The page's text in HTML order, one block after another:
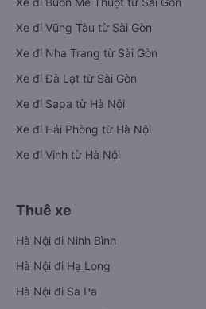
Xe đi Vũng Tàu từ Sài Gòn
Xe đi Nha Trang từ Sài Gòn
Xe đi Đà Lạt từ Sài Gòn
Xe đi Sapa từ Hà Nội
Xe đi Hải Phòng từ Hà Nội
Xe đi Vinh từ Hà Nội
Thuê xe
Hà Nội đi Ninh Bình
Hà Nội đi Hạ Long
Hà Nội đi Sa Pa